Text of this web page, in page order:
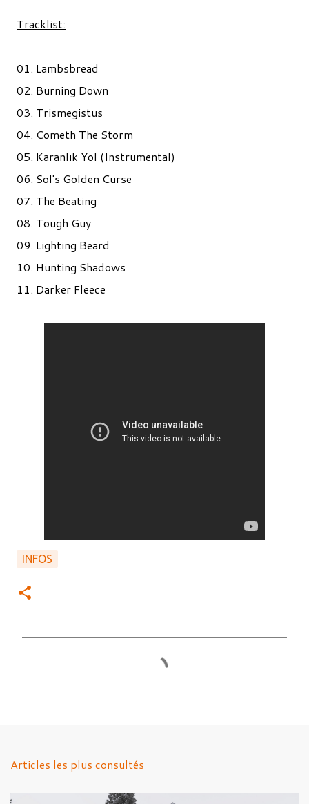
Tracklist:
01. Lambsbread
02. Burning Down
03. Trismegistus
04. Cometh The Storm
05. Karanlık Yol (Instrumental)
06. Sol's Golden Curse
07. The Beating
08. Tough Guy
09. Lighting Beard
10. Hunting Shadows
11. Darker Fleece
INFOS
Articles les plus consultés